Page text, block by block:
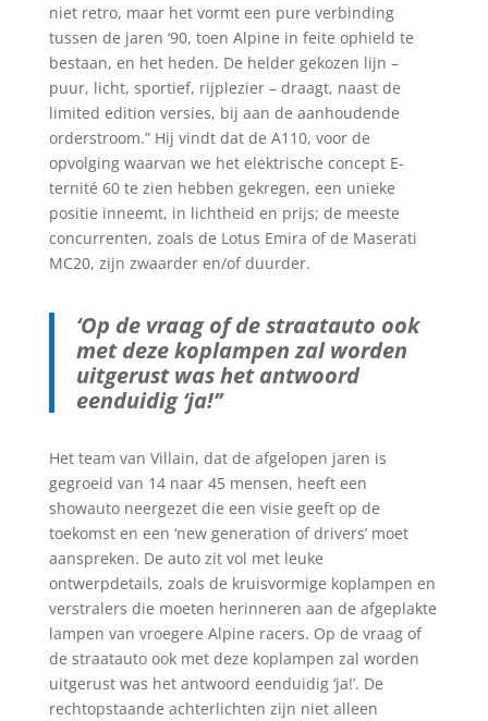
niet retro, maar het vormt een pure verbinding
tussen de jaren ‘90, toen Alpine in feite ophield te
bestaan, en het heden. De helder gekozen lijn –
puur, licht, sportief, rijplezier – draagt, naast de
limited edition versies, bij aan de aanhoudende
orderstroom.” Hij vindt dat de A110, voor de
opvolging waarvan we het elektrische concept E-
ternité 60 te zien hebben gekregen, een unieke
positie inneemt, in lichtheid en prijs; de meeste
concurrenten, zoals de Lotus Emira of de Maserati
MC20, zijn zwaarder en/of duurder.
‘Op de vraag of de straatauto ook
met deze koplampen zal worden
uitgerust was het antwoord
eenduidig ‘ja!’’
Het team van Villain, dat de afgelopen jaren is
gegroeid van 14 naar 45 mensen, heeft een
showauto neergezet die een visie geeft op de
toekomst en een ‘new generation of drivers’ moet
aanspreken. De auto zit vol met leuke
ontwerpdetails, zoals de kruisvormige koplampen en
verstralers die moeten herinneren aan de afgeplakte
lampen van vroegere Alpine racers. Op de vraag of
de straatauto ook met deze koplampen zal worden
uitgerust was het antwoord eenduidig ‘ja!’. De
rechtopstaande achterlichten zijn niet alleen